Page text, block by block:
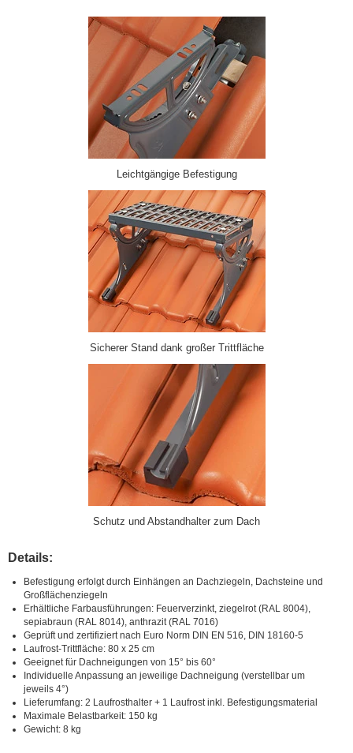
Leichtgängige Befestigung
Sicherer Stand dank großer Trittfläche
Schutz und Abstandhalter zum Dach
Details:
Befestigung erfolgt durch Einhängen an Dachziegeln, Dachsteine und
Großflächenziegeln
Erhältliche Farbausführungen: Feuerverzinkt, ziegelrot (RAL 8004),
sepiabraun (RAL 8014), anthrazit (RAL 7016)
Geprüft und zertifiziert nach Euro Norm DIN EN 516, DIN 18160-5
Laufrost-Trittfläche: 80 x 25 cm
Geeignet für Dachneigungen von 15° bis 60°
Individuelle Anpassung an jeweilige Dachneigung (verstellbar um
jeweils 4°)
Lieferumfang: 2 Laufrosthalter + 1 Laufrost inkl. Befestigungsmaterial
Maximale Belastbarkeit: 150 kg
Gewicht: 8 kg